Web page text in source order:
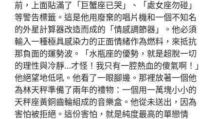
前，上面貼滿了「巨蟹座已哭」、「處女座勿碰」
等警告標籤。這是他用廢棄的唱片機和一個不知名
的外星計算器改造而成的「情感調節器」。他必須
輸入一種極具感染力的正面情緒作為燃料，來抵抗
那負面的運勢波。「水瓶座的優勢，就是超脫一切
的理性與冷靜…才怪！我只有一腔熱血的傻氣啊！」
他絕望地低吼。他看了一眼腳邊。那裡放著一個他
為林天秤準備了兩年的禮物：一個用一萬塊小小的
天秤座黃銅齒輪組成的音樂盒。他從未送出，因為
害怕被拒絕。這份害怕，就是純度最高的單戀情